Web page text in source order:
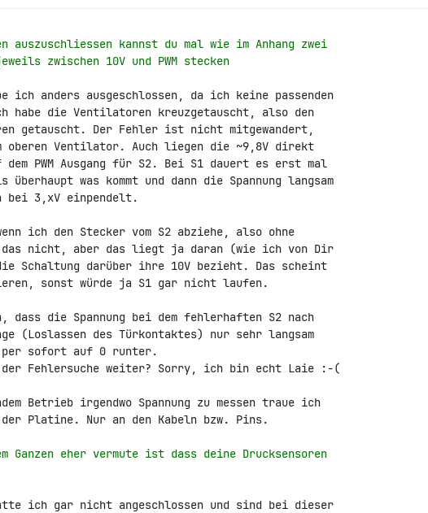
auszuschliessen kannst du mal wie im Anhang zwei
zwischen 10V und PWM stecken
ich anders ausgeschlossen, da ich keine passenden
habe die Ventilatoren kreuzgetauscht, also den
getauscht. Der Fehler ist nicht mitgewandert,
oberen Ventilator. Auch liegen die ~9,8V direkt
PWM Ausgang für S2. Bei S1 dauert es erst mal
überhaupt was kommt und dann die Spannung langsam
bei 3,xV einpendelt.
ich den Stecker vom S2 abziehe, also ohne
nicht, aber das liegt ja daran (wie ich von Dir
Schaltung darüber ihre 10V bezieht. Das scheint
sonst würde ja S1 gar nicht laufen.
die Spannung bei dem fehlerhaften S2 nach
(Loslassen des Türkontaktes) nur sehr langsam
sofort auf 0 runter.
Fehlersuche weiter? Sorry, ich bin echt Laie :-(
Betrieb irgendwo Spannung zu messen traue ich
Platine. Nur an den Kabeln bzw. Pins.
Ganzen eher vermute ist dass deine Drucksensoren
ich gar nicht angeschlossen und sind bei dieser